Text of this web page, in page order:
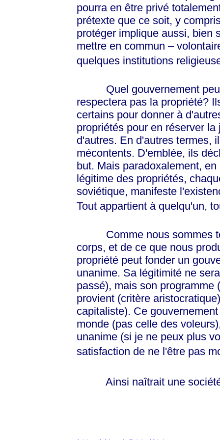
pourra en être privé
prétexte que ce soit, y
protéger implique aussi, bien
mettre en commun –
quelques institutions
Quel gouvernement peut
respectera pas la propriété?
certains pour donner à
propriétés pour en réserver
d'autres. En d'autres termes,
mécontents. D'emblée, ils
but. Mais paradoxalement,
légitime des propriétés,
soviétique, manifeste
Tout appartient à quelqu'un,
Comme nous sommes
corps, et de ce que nous
propriété peut fonder un
unanime. Sa légitimité ne
passé), mais son programme
provient (critère
capitaliste). Ce
monde (pas celle des
unanime (si je ne peux plus
satisfaction de ne l'être pas
Ainsi naîtrait une société